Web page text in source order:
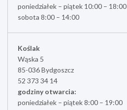
poniedziałek – piątek 10:00 – 18:00
sobota 8:00 – 14:00
Koślak
Wąska 5
85-036 Bydgoszcz
52 373 34 14
godziny otwarcia:
poniedziałek – piątek 8:00 – 19:00